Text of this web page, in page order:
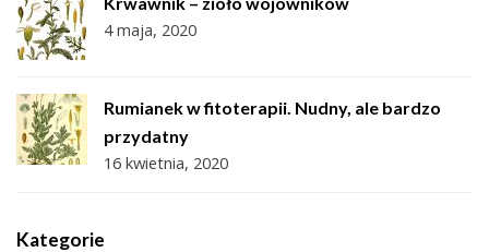
4 maja, 2020
Rumianek w fitoterapii. Nudny, ale bardzo
przydatny
16 kwietnia, 2020
Kategorie